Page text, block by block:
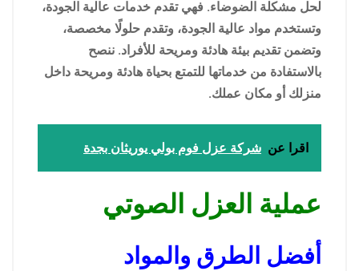
لحل مشكلة الضوضاء. فهي تقدم خدمات عالية الجودة،
وتستخدم مواد عالية الجودة، وتقدم حلولًا مخصصة،
وتضمن تقديم بيئة هادئة ومريحة للأفراد. ننصح
بالاستفادة من خدماتها للتمتع بحياة هادئة ومريحة داخل
منزلك أو مكان عملك.
اقرا عن شركة عزل فوم بولي يوريثان بجدة
عملية العزل الصوتي
أفضل الطرق والمواد